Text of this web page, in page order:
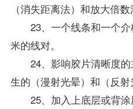
（消失距离法）和放大倍数
23、一个线条和一个介
米的线对。
24、影响胶片清晰度的
生的（漫射光晕）和（反射
25、加入上底层或背涂